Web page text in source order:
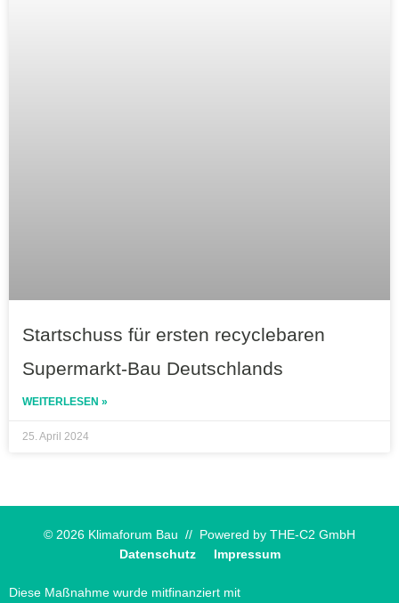
Startschuss für ersten recyclebaren
Supermarkt-Bau Deutschlands
WEITERLESEN »
25. April 2024
© 2026 Klimaforum Bau // Powered by THE-C2 GmbH
Datenschutz
Impressum
Diese Maßnahme wurde mitfinanziert mit